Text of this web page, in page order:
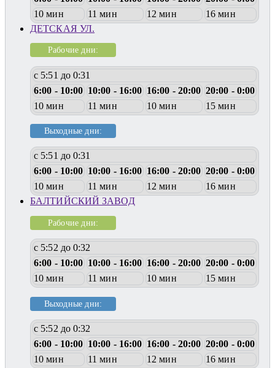
10 мин
11 мин 12 мин
16 мин
ДЕТСКАЯ УЛ.
Рабочие дни:
с 5:51 до 0:31
6:00 - 10:00 10:00 - 16:00 16:00 - 20:00 20:00 - 0:00
10 мин
11 мин 10 мин 15 мин
Выходные дни:
с 5:51 до 0:31
6:00 - 10:00 10:00 - 16:00 16:00 - 20:00 20:00 - 0:00
10 мин
11 мин 12 мин
16 мин
БАЛТИЙСКИЙ ЗАВОД
Рабочие дни:
с 5:52 до 0:32
6:00 - 10:00 10:00 - 16:00 16:00 - 20:00 20:00 - 0:00
10 мин
11 мин 10 мин 15 мин
Выходные дни:
с 5:52 до 0:32
6:00 - 10:00 10:00 - 16:00 16:00 - 20:00 20:00 - 0:00
10 мин
11 мин 12 мин
16 мин